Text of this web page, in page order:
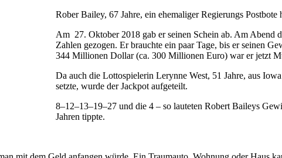
Rober Bailey, 67 Jahre, ein ehemaliger Regierungs Postbote
Am 27. Oktober 2018 gab er seinen Schein ab. Am Abend
Zahlen gezogen. Er brauchte ein paar Tage, bis er seinen
344 Millionen Dollar (ca. 300 Millionen Euro) war er jetzt
Da auch die Lottospielerin Lerynne West, 51 Jahre, aus
setzte, wurde der Jackpot aufgeteilt.
8–12–13–19–27 und die 4 – so lauteten Robert Baileys
Jahren tippte.